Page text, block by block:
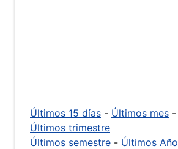
Últimos 15 días - Últimos mes -
Últimos trimestre
Últimos semestre - Últimos Año